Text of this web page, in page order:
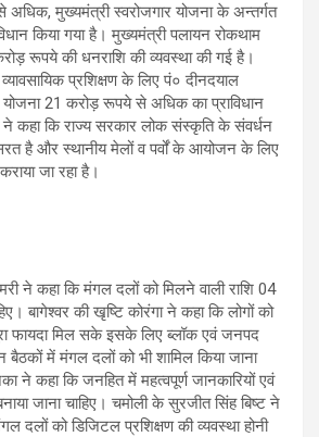
मुख्यमंत्री स्वरोजगार योजना के अन्तर्गत
किया गया है। मुख्यमंत्री पलायन रोकथाम
रूपये की धनराशि की व्यवस्था की गई है।
प्रशिक्षण के लिए पं० दीनदयाल
योजना 21 करोड़ रूपये से अधिक का प्राविधान
ने कहा कि राज्य सरकार लोक संस्कृति के संवर्धन
है और स्थानीय मेलों व पर्वों के आयोजन के लिए
जा रहा है।
ने कहा कि मंगल दलों को मिलने वाली राशि 04
बागेश्वर की खृष्टि कोरंगा ने कहा कि लोगों को
फायदा मिल सके इसके लिए ब्लॉक एवं जनपद
बैठकों में मंगल दलों को भी शामिल किया जाना
ने कहा कि जनहित में महत्वपूर्ण जानकारियों एवं
जाना चाहिए। चमोली के सुरजीत सिंह बिष्ट ने
दलों को डिजिटल प्रशिक्षण की व्यवस्था होनी